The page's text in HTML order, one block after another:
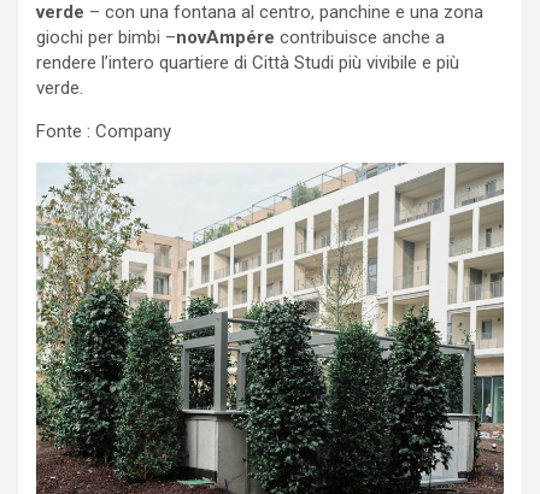
verde – con una fontana al centro, panchine e una zona
giochi per bimbi –novAmpére contribuisce anche a
rendere l’intero quartiere di Città Studi più vivibile e più
verde.
Fonte : Company